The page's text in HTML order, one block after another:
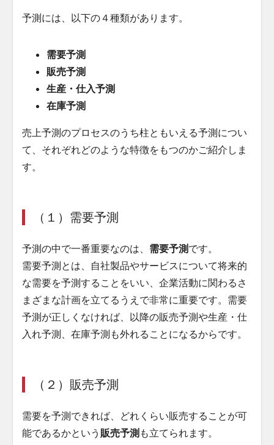
予測には、以下の４種類があります。
需要予測
販売予測
生産・仕入予測
在庫予測
売上予測のプロセスのうち柱ともいえる予測につい
て、それぞれどのような特徴をもつのかご紹介しま
す。
（１）需要予測
予測の中で一番重要なのは、 需要予測 です。
需要予測とは、自社製品やサービスについて将来的
な需要を予測することをいい、企業活動に関わるさ
まざまな計画を立てるうえで非常に重要です。需要
予測が正しくなければ、以降の販売予測や生産・仕
入れ予測、在庫予測も外れることになるからです。
（２）販売予測
需要を予測できれば、どれくらい販売することが可
能であるかという 販売予測 も立てられます。